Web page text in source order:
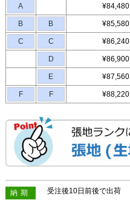
A
¥84,480
B B ¥85,580
C C ¥86,240
D ¥86,900
E ¥87,560
F F ¥88,220
納期
受注後10日前後で出荷